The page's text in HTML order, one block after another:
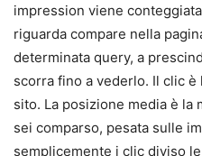
impression viene
riguarda compare nella
determinata query, a
scorra fino a vederlo. Il clic è
sito. La posizione media è la
sei comparso, pesata sulle
semplicemente i clic diviso